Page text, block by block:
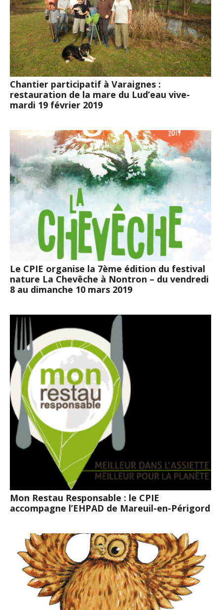
Chantier participatif à Varaignes :
restauration de la mare du Lud’eau vive-
mardi 19 février 2019
Le CPIE organise la 7ème édition du festival
nature La Chevêche à Nontron – du vendredi
8 au dimanche 10 mars 2019
Mon Restau Responsable : le CPIE
accompagne l’EHPAD de Mareuil-en-Périgord